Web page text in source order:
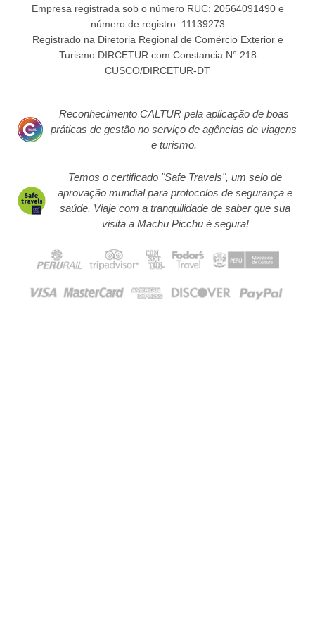
Empresa registrada sob o número RUC: 20564091490 e
número de registro: 11139273
Registrado na Diretoria Regional de Comércio Exterior e
Turismo DIRCETUR com Constancia N° 218
CUSCO/DIRCETUR-DT
Reconhecimento CALTUR pela aplicação de boas
práticas de gestão no serviço de agências de viagens
e turismo.
Temos o certificado "Safe Travels", um selo de
aprovação mundial para protocolos de segurança e
saúde. Viaje com a tranquilidade de saber que sua
visita a Machu Picchu é segura!